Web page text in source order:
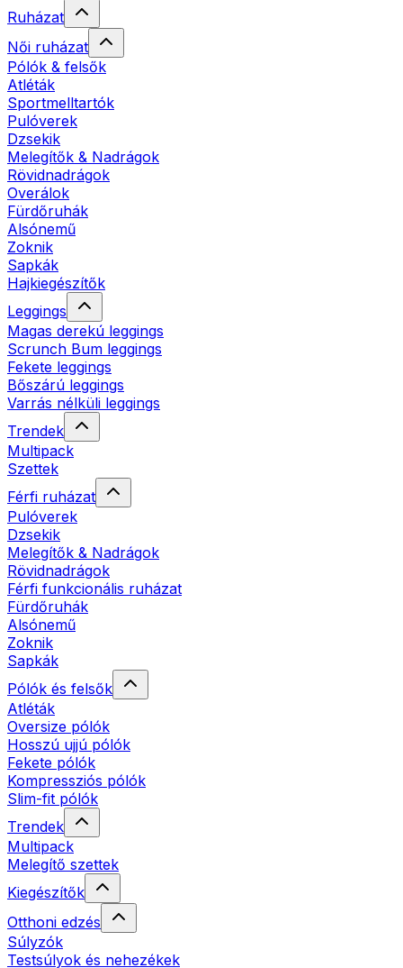
Ruházat
Női ruházat
Pólók & felsők
Atléták
Sportmelltartók
Pulóverek
Dzsekik
Melegítők & Nadrágok
Rövidnadrágok
Overálok
Fürdőruhák
Alsónemű
Zoknik
Sapkák
Hajkiegészítők
Leggings
Magas derekú leggings
Scrunch Bum leggings
Fekete leggings
Bőszárú leggings
Varrás nélküli leggings
Trendek
Multipack
Szettek
Férfi ruházat
Pulóverek
Dzsekik
Melegítők & Nadrágok
Rövidnadrágok
Férfi funkcionális ruházat
Fürdőruhák
Alsónemű
Zoknik
Sapkák
Pólók és felsők
Atléták
Oversize pólók
Hosszú ujjú pólók
Fekete pólók
Kompressziós pólók
Slim-fit pólók
Trendek
Multipack
Melegítő szettek
Kiegészítők
Otthoni edzés
Súlyzók
Testsúlyok és nehezékek